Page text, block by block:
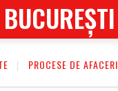
BUCUREŞTI
PROCESE DE AFACERI